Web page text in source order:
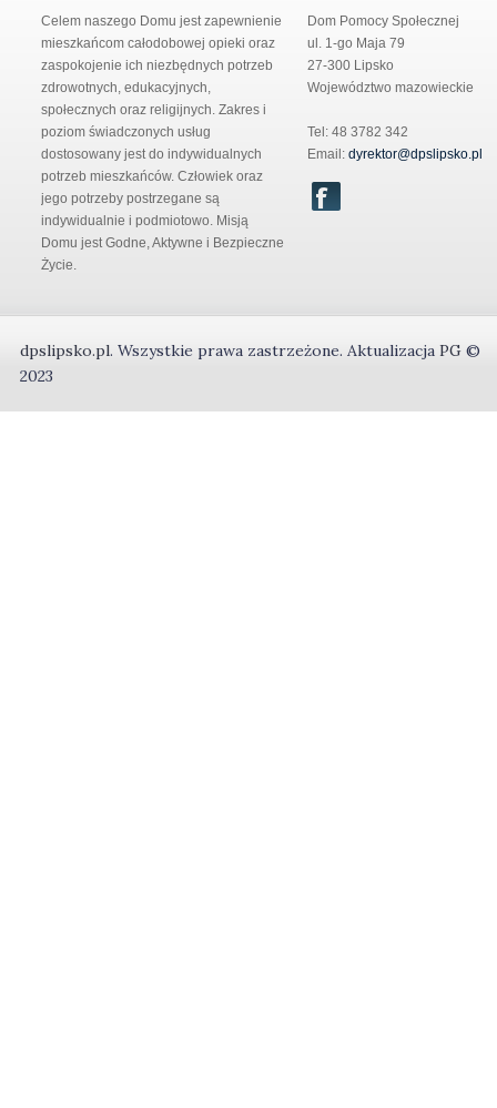
Celem naszego Domu jest zapewnienie
mieszkańcom całodobowej opieki oraz
zaspokojenie ich niezbędnych potrzeb
zdrowotnych, edukacyjnych,
społecznych oraz religijnych. Zakres i
poziom świadczonych usług
dostosowany jest do indywidualnych
potrzeb mieszkańców. Człowiek oraz
jego potrzeby postrzegane są
indywidualnie i podmiotowo. Misją
Domu jest Godne, Aktywne i Bezpieczne
Życie.
Dom Pomocy Społecznej
ul. 1-go Maja 79
27-300 Lipsko
Województwo mazowieckie
Tel: 48 3782 342
Email: dyrektor@dpslipsko.pl
dpslipsko.pl. Wszystkie prawa zastrzeżone. Aktualizacja PG ©
2023